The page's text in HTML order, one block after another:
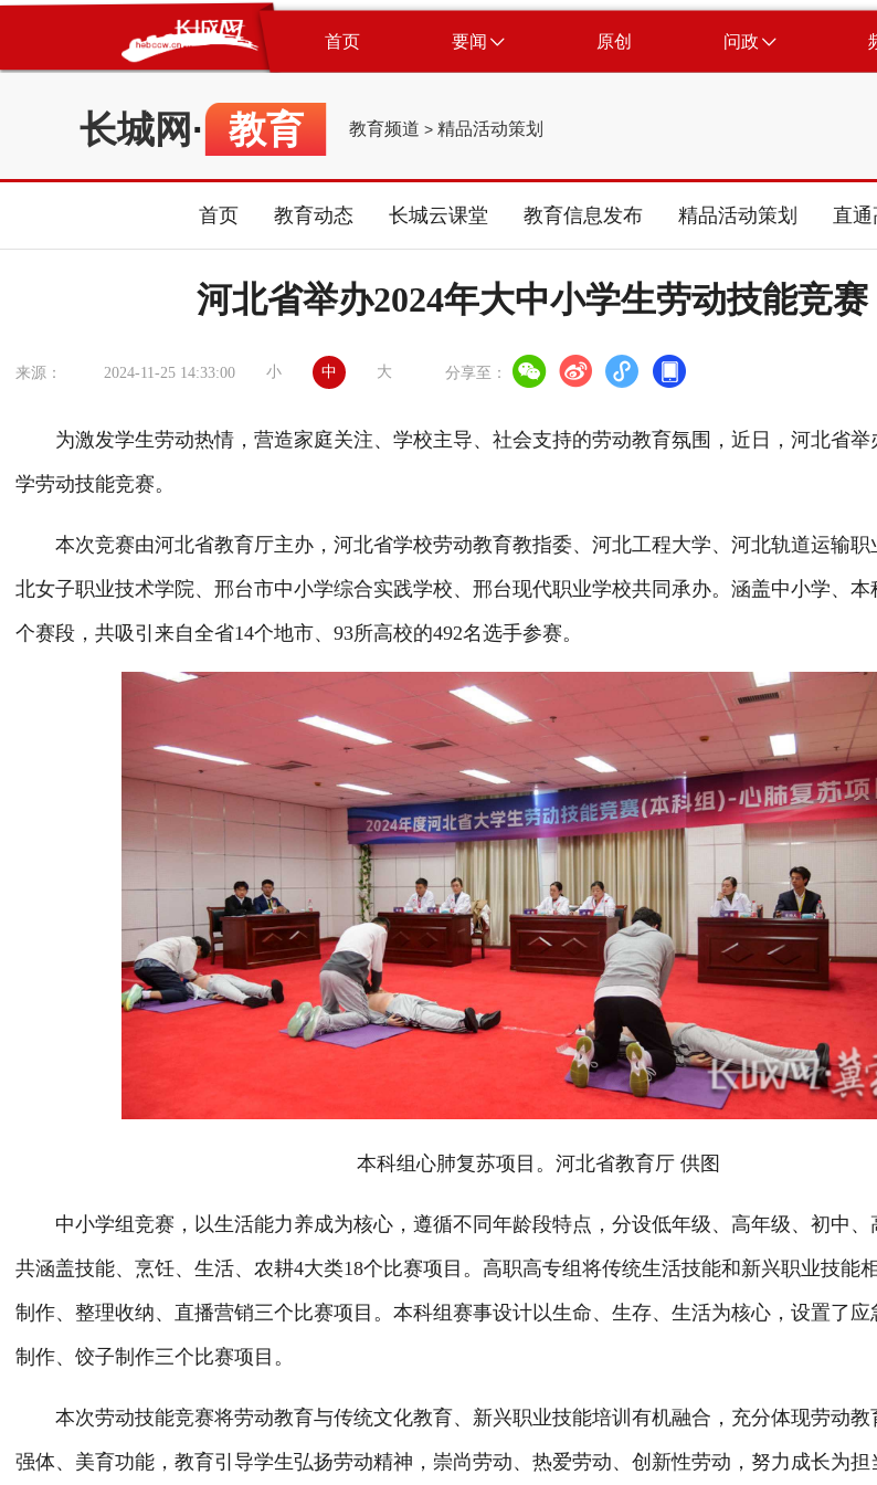
首页 要闻 原创 问政
长城网 · 教育 教育频道 > 精品活动策划
首页 教育动态 长城云课堂 教育信息发布 精品活动策划 直通
河北省举办2024年大中小学生劳动技能竞赛
来源： 2024-11-25 14:33:00 小 中 大 分享至：
为激发学生劳动热情，营造家庭关注、学校主导、社会支持的劳动教育氛围，近日，河北省举
学劳动技能竞赛。
本次竞赛由河北省教育厅主办，河北省学校劳动教育教指委、河北工程大学、河北轨道运输职
北女子职业技术学院、邢台市中小学综合实践学校、邢台现代职业学校共同承办。涵盖中小学、本
个赛段，共吸引来自全省14个地市、93所高校的492名选手参赛。
本科组心肺复苏项目。河北省教育厅 供图
中小学组竞赛，以生活能力养成为核心，遵循不同年龄段特点，分设低年级、高年级、初中、
共涵盖技能、烹饪、生活、农耕4大类18个比赛项目。高职高专组将传统生活技能和新兴职业技能
制作、整理收纳、直播营销三个比赛项目。本科组赛事设计以生命、生存、生活为核心，设置了应
制作、饺子制作三个比赛项目。
本次劳动技能竞赛将劳动教育与传统文化教育、新兴职业技能培训有机融合，充分体现劳动教
强体、美育功能，教育引导学生弘扬劳动精神，崇尚劳动、热爱劳动、创新性劳动，努力成长为